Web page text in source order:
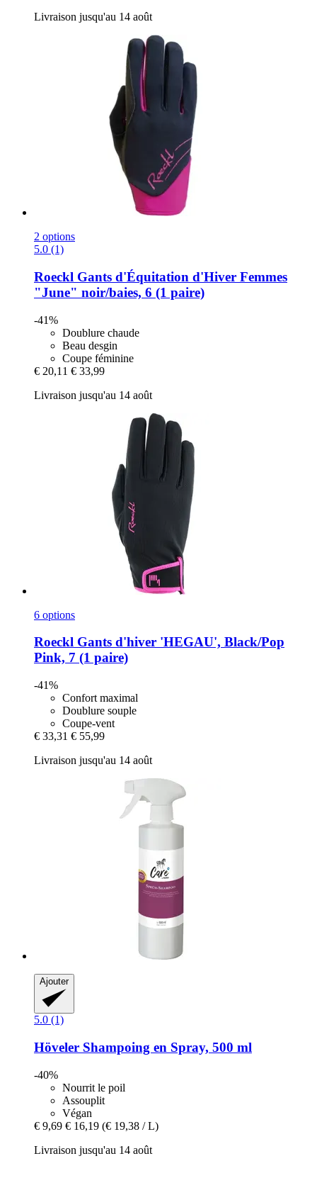
Livraison jusqu'au 14 août
2 options
5.0 (1)
Roeckl Gants d'Équitation d'Hiver Femmes
"June" noir/baies, 6 (1 paire)
-41%
Doublure chaude
Beau desgin
Coupe féminine
€ 20,11 € 33,99
Livraison jusqu'au 14 août
6 options
Roeckl Gants d'hiver 'HEGAU', Black/Pop
Pink, 7 (1 paire)
-41%
Confort maximal
Doublure souple
Coupe-vent
€ 33,31 € 55,99
Livraison jusqu'au 14 août
Ajouter
5.0 (1)
Höveler Shampoing en Spray, 500 ml
-40%
Nourrit le poil
Assouplit
Végan
€ 9,69 € 16,19 (€ 19,38 / L)
Livraison jusqu'au 14 août